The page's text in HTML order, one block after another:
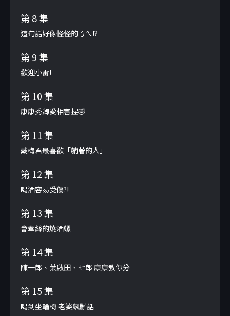
第 8 集
這句話好像怪怪的ㄋㄟ!?
第 9 集
歡迎小雷!
第 10 集
康康秀卿愛相害捏🤣
第 11 集
戴梅君最喜歡「躺著的人」
第 12 集
喝酒容易受傷?!
第 13 集
會牽絲的燒酒螺
第 14 集
陳一郎、葉啟田、七郎 康康教你分
第 15 集
喝到坐輪椅 老婆飆髒話